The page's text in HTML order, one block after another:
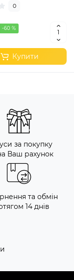
0
-60 %
Купити
за покупку
Ваш рахунок
та обмін
14 днів